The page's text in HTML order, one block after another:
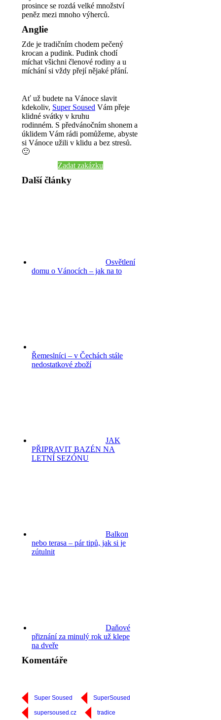
prosince se rozdá velké množství
peněz mezi mnoho výherců.
Anglie
Zde je tradičním chodem pečený
krocan a pudink. Pudink chodí
míchat všichni členové rodiny a u
míchání si vždy přejí nějaké přání.
Ať už budete na Vánoce slavit
kdekoliv, Super Soused Vám přeje
klidné svátky v kruhu
rodinném. S předvánočním shonem a
úklidem Vám rádi pomůžeme, abyste
si Vánoce užili v klidu a bez stresů.
🙂
Zadat zakázku
Další články
Osvětlení
domu o Vánocích – jak na to
Řemeslníci – v Čechách stále
nedostatkové zboží
JAK
PŘIPRAVIT BAZÉN NA
LETNÍ SEZÓNU
Balkon
nebo terasa – pár tipů, jak si je
zútulnit
Daňové
přiznání za minulý rok už klepe
na dveře
Komentáře
Super Soused SuperSoused
supersoused.cz tradice